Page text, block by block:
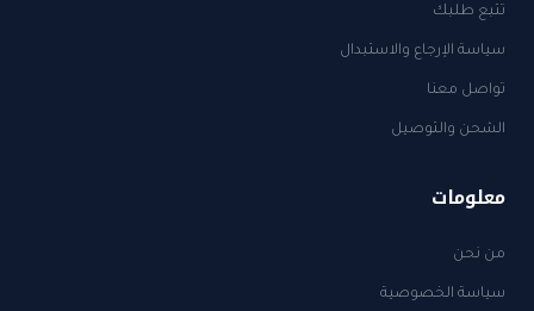
تتبع طلبك
سياسة الإرجاع والاستبدال
تواصل معنا
الشحن والتوصيل
معلومات
من نحن
سياسة الخصوصية